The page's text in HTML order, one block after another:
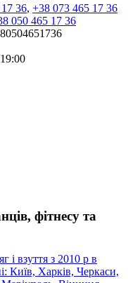
36, +38 073 465 17 36
050 465 17 36
фітнесу та
взуття з 2010 р в
Київ, Харків, Черкаси,